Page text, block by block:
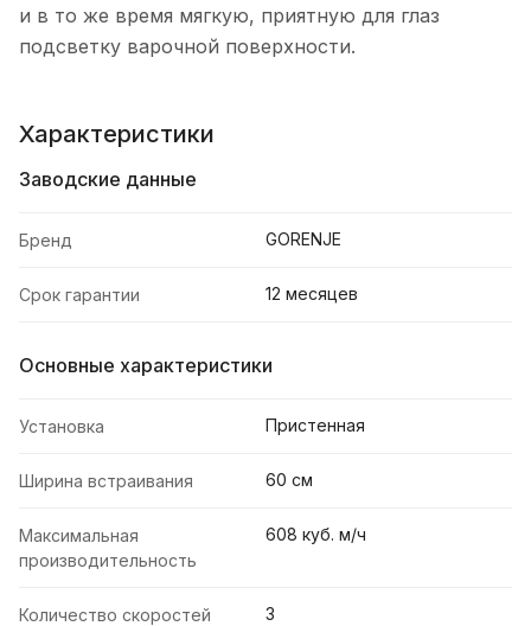
и в то же время мягкую, приятную для глаз
подсветку варочной поверхности.
Характеристики
Заводские данные
Бренд GORENJE
Срок гарантии 12 месяцев
Основные характеристики
Установка Пристенная
Ширина встраивания 60 см
Максимальная
производительность
608 куб. м/ч
Количество скоростей 3